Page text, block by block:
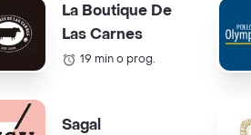
La Boutique De
Las Carnes
19 min o prog.
Sagal